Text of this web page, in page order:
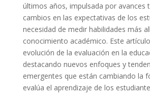
últimos años, impulsada por avances
cambios en las expectativas de los
necesidad de medir habilidades más
conocimiento académico. Este
evolución de la evaluación en la
destacando nuevos enfoques y
emergentes que están cambiando la
evalúa el aprendizaje de los